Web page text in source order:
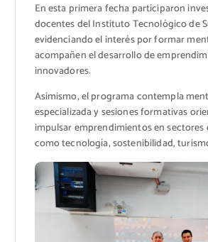
En esta primera fecha participaron
docentes del Instituto Tecnológico de
evidenciando el interés por formar
acompañen el desarrollo de
innovadores.
Asimismo, el programa contempla
especializada y sesiones formativas
impulsar emprendimientos en sectores
como tecnología, sostenibilidad,